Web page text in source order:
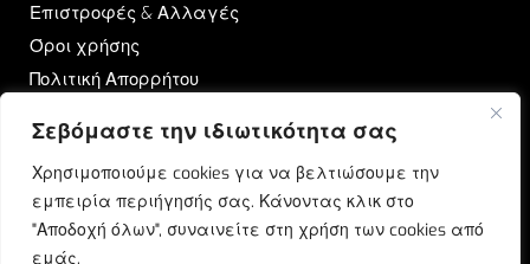
Σεβόμαστε την ιδιωτικότητα σας
Χρησιμοποιούμε cookies για να βελτιώσουμε την
εμπειρία περιήγησής σας. Κάνοντας κλικ στο
"Αποδοχή όλων", συναινείτε στη χρήση των cookies από
εμάς.
Επιστροφές & Αλλαγές
Όροι χρήσης
Πολιτική Απορρήτου
OUTRUN
Ποιοι Είμαστε
Επικοινωνία
Blog